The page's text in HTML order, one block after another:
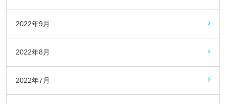
2022年9月
2022年8月
2022年7月